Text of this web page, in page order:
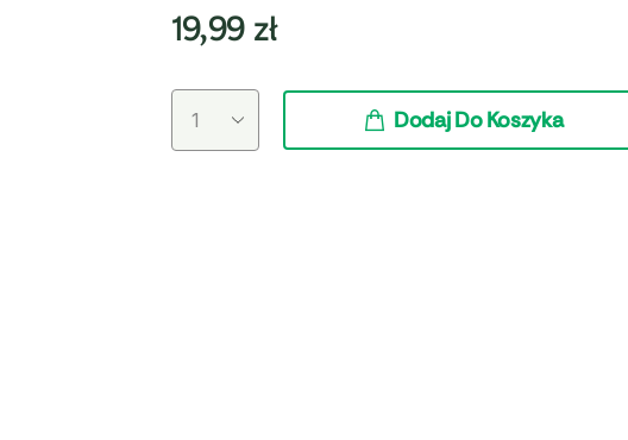
19,99 zł
Dodaj Do Koszyka